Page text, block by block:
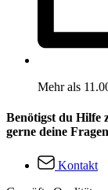
Mehr als
Benötigst du Hilfe
gerne deine
Kontakt